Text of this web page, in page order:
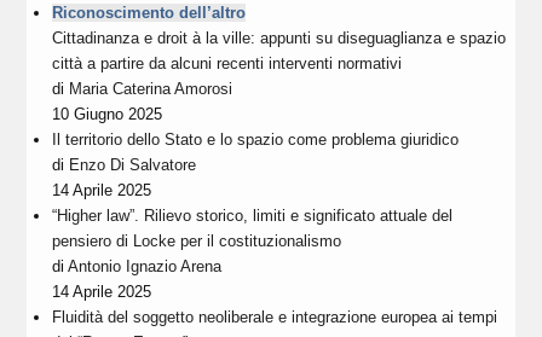
Riconoscimento dell’altro
Cittadinanza e droit à la ville: appunti su diseguaglianza e spazio
città a partire da alcuni recenti interventi normativi
di Maria Caterina Amorosi
10 Giugno 2025
Il territorio dello Stato e lo spazio come problema giuridico
di Enzo Di Salvatore
14 Aprile 2025
“Higher law”. Rilievo storico, limiti e significato attuale del
pensiero di Locke per il costituzionalismo
diAntonio Ignazio Arena
14 Aprile 2025
Fluidità del soggetto neoliberale e integrazione europea ai tempi